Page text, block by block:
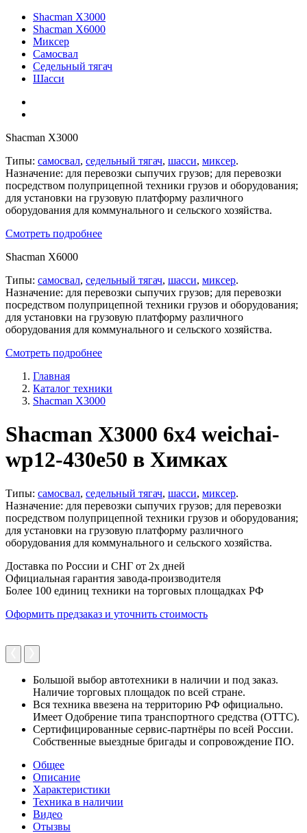
Shacman X3000
Shacman X6000
Миксер
Самосвал
Седельный тягач
Шасси
Shacman X3000
Типы: самосвал, седельный тягач, шасси, миксер.
Назначение: для перевозки сыпучих грузов; для перевозки
посредством полуприцепной техники грузов и оборудования;
для установки на грузовую платформу различного
оборудования для коммунального и сельского хозяйства.
Смотреть подробнее
Shacman X6000
Типы: самосвал, седельный тягач, шасси, миксер.
Назначение: для перевозки сыпучих грузов; для перевозки
посредством полуприцепной техники грузов и оборудования;
для установки на грузовую платформу различного
оборудования для коммунального и сельского хозяйства.
Смотреть подробнее
Главная
Каталог техники
Shacman X3000
Shacman X3000 6x4 weichai-
wp12-430e50 в Химках
Типы: самосвал, седельный тягач, шасси, миксер.
Назначение: для перевозки сыпучих грузов; для перевозки
посредством полуприцепной техники грузов и оборудования;
для установки на грузовую платформу различного
оборудования для коммунального и сельского хозяйства.
Доставка по России и СНГ от 2х дней
Официальная гарантия завода-производителя
Более 100 единиц техники на торговых площадках РФ
Оформить предзаказ и уточнить стоимость
Большой выбор автотехники в наличии и под заказ.
Наличие торговых площадок по всей стране.
Вся техника ввезена на территорию РФ официально.
Имеет Одобрение типа транспортного средства (ОТТС).
Сертифицированные сервис-партнёры по всей России.
Собственные выездные бригады и сопровождение ПО.
Общее
Описание
Характеристики
Техника в наличии
Видео
Отызвы